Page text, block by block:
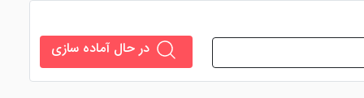
در حال آماده سازی